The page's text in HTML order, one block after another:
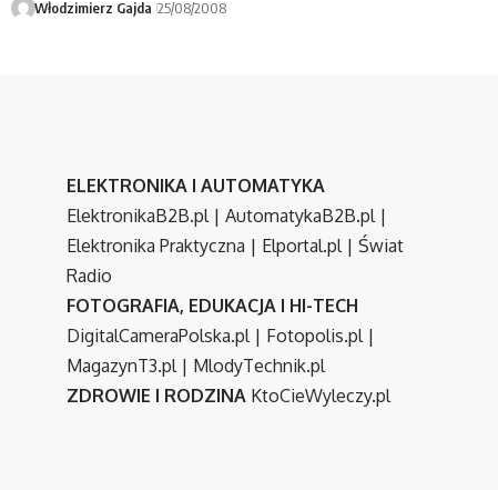
Włodzimierz Gajda 25/08/2008
ELEKTRONIKA I AUTOMATYKA
ElektronikaB2B.pl| AutomatykaB2B.pl|
Elektronika Praktyczna | Elportal.pl| Świat
Radio
FOTOGRAFIA, EDUKACJA I HI-TECH
DigitalCameraPolska.pl| Fotopolis.pl|
MagazynT3.pl| MlodyTechnik.pl
ZDROWIE I RODZINA KtoCieWyleczy.pl